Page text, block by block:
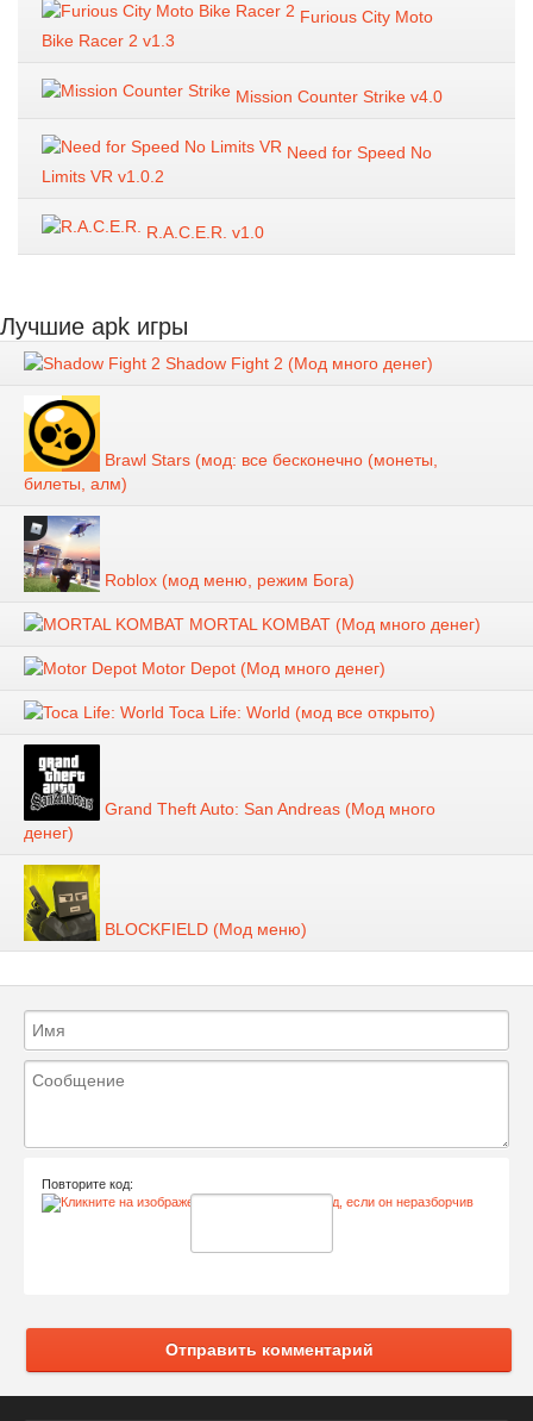
Furious City Moto
Bike Racer 2 v1.3
Mission Counter Strike v4.0
Need for Speed No
Limits VR v1.0.2
R.A.C.E.R. v1.0
Лучшие apk игры
Shadow Fight 2 (Мод много денег)
Brawl Stars (мод: все бесконечно (монеты,
билеты, алм)
Roblox (мод меню, режим Бога)
MORTAL KOMBAT (Мод много денег)
Motor Depot (Мод много денег)
Toca Life: World (мод все открыто)
Grand Theft Auto: San Andreas (Мод много
денег)
BLOCKFIELD (Мод меню)
Повторите код:
Отправить комментарий